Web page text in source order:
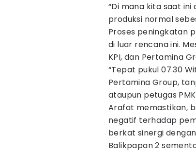
“Di mana kita saat
produksi normal
Proses peningkatan
di luar rencana ini.
KPI, dan Pertamina
“Tepat pukul 07.30
Pertamina Group,
ataupun petugas
Arafat memastikan,
negatif terhadap
berkat sinergi
Balikpapan 2